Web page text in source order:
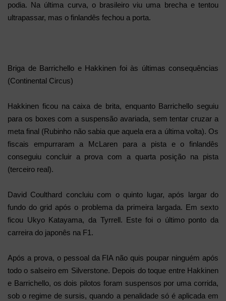
podia. Na última curva, o brasileiro viu uma brecha e tentou
ultrapassar, mas o finlandês fechou a porta.
Briga de Barrichello e Hakkinen foi às últimas consequências
(Continental Circus)
Hakkinen ficou na caixa de brita, enquanto Barrichello seguiu
para os boxes com a suspensão avariada, sem tentar cruzar a
meta final (Rubinho não sabia que aquela era a última volta). Os
fiscais empurraram a McLaren para a pista e o finlandês
conseguiu concluir a prova com a quarta posição na pista
(terceiro real).
David Coulthard concluiu com o quinto lugar, após largar do
fundo do grid após o problema da primeira largada. Em sexto
ficou Ukyo Katayama, da Tyrrell. Este foi o último ponto da
carreira do japonês na F1.
Após a prova, o pessoal da FIA não quis poupar ninguém após
todo o salseiro em Silverstone. Depois do toque entre Hakkinen
e Barrichello, os dois pilotos foram suspensos por uma corrida,
sob o regime de sursis, quando a penalidade só é aplicada em